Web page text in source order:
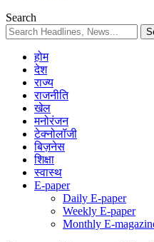
Search
होम
देश
राज्य
राजनीति
खेल
मनोरंजन
टेक्नोलॉजी
बिज़नेस
शिक्षा
स्वास्थ
E-paper
Daily E-paper
Weekly E-paper
Monthly E-